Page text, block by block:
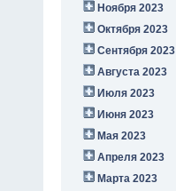
Ноября 2023
Октября 2023
Сентября 2023
Августа 2023
Июля 2023
Июня 2023
Мая 2023
Апреля 2023
Марта 2023